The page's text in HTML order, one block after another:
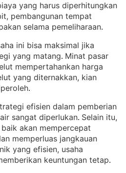
yang harus diperhitungkan
pembangunan tempat
selama pemeliharaan.
ini bisa maksimal jika
yang matang. Minat pasar
mempertahankan harga
yang diternakkan, kian
.
efisien dalam pemberian
sangat diperlukan. Selain itu,
akan mempercepat
memperluas jangkauan
yang efisien, usaha
keuntungan tetap.